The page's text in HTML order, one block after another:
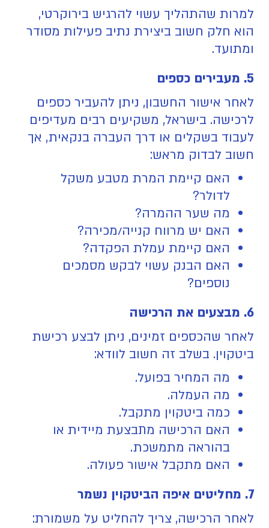
למרות שהתהליך עשוי להרגיש בירוקרטי,
הוא חלק חשוב ביצירת נתיב פעילות מסודר
ומתועד.
5. מעבירים כספים
לאחר אישור החשבון, ניתן להעביר כספים
לרכישה. בישראל, משקיעים רבים מעדיפים
לעבוד בשקלים או דרך העברה בנקאית, אך
חשוב לבדוק מראש:
האם קיימת המרת מטבע משקל
לדולר?
מה שער ההמרה?
האם יש מרווח קנייה/מכירה?
האם קיימת עמלת הפקדה?
האם הבנק עשוי לבקש מסמכים
נוספים?
6. מבצעים את הרכישה
לאחר שהכספים זמינים, ניתן לבצע רכישת
ביטקוין. בשלב זה חשוב לוודא:
מה המחיר בפועל.
מה העמלה.
כמה ביטקוין מתקבל.
האם הרכישה מתבצעת מיידית או
בהוראה מתמשכת.
האם מתקבל אישור פעולה.
7. מחליטים איפה הביטקוין נשמר
לאחר הרכישה, צריך להחליט על משמורת: